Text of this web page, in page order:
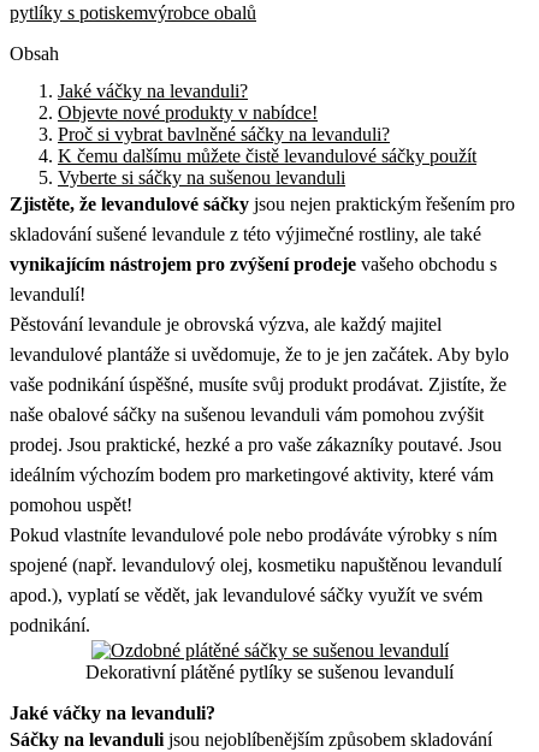
pytlíky s potiskemvýrobce obalů
Obsah
Jaké váčky na levanduli?
Objevte nové produkty v nabídce!
Proč si vybrat bavlněné sáčky na levanduli?
K čemu dalšímu můžete čistě levandulové sáčky použít
Vyberte si sáčky na sušenou levanduli
Zjistěte, že levandulové sáčky jsou nejen praktickým řešením pro
skladování sušené levandule z této výjimečné rostliny, ale také
vynikajícím nástrojem pro zvýšení prodeje vašeho obchodu s
levandulí!
Pěstování levandule je obrovská výzva, ale každý majitel
levandulové plantáže si uvědomuje, že to je jen začátek. Aby bylo
vaše podnikání úspěšné, musíte svůj produkt prodávat. Zjistíte, že
naše obalové sáčky na sušenou levanduli vám pomohou zvýšit
prodej. Jsou praktické, hezké a pro vaše zákazníky poutavé. Jsou
ideálním výchozím bodem pro marketingové aktivity, které vám
pomohou uspět!
Pokud vlastníte levandulové pole nebo prodáváte výrobky s ním
spojené (např. levandulový olej, kosmetiku napuštěnou levandulí
apod.), vyplatí se vědět, jak levandulové sáčky využít ve svém
podnikání.
Dekorativní plátěné pytlíky se sušenou levandulí
Jaké váčky na levanduli?
Sáčky na levanduli jsou nejoblíbenějším způsobem skladování